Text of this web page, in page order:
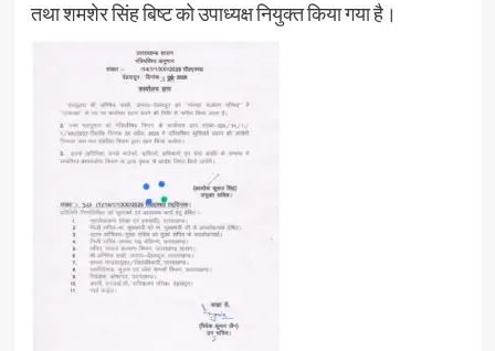
तथा शमशेर सिंह बिष्ट को उपाध्यक्ष नियुक्त किया गया है।